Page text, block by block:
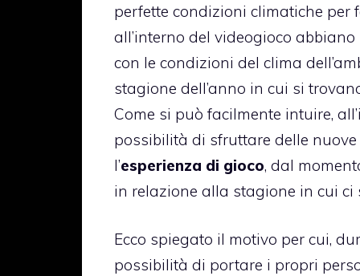
perfette condizioni climatiche per
all’interno del videogioco
con le condizioni del clima
stagione dell’anno in cui si
Come si può facilmente intuire,
possibilità di sfruttare delle
l’esperienza di gioco, dal
in relazione alla stagione in cui ci
Ecco spiegato il motivo per cui,
possibilità di portare i propri